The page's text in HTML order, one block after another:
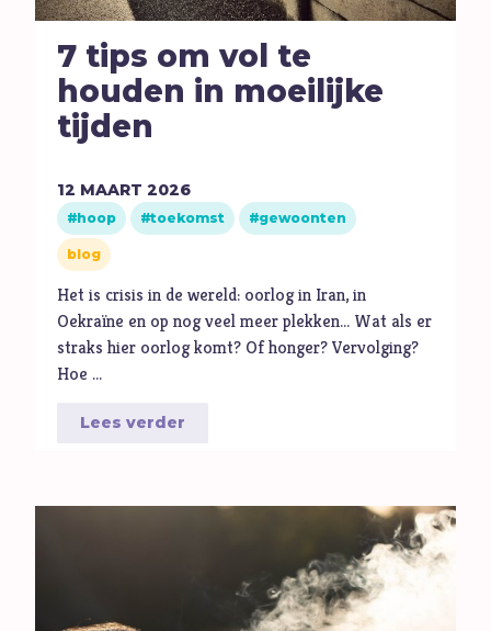
Klimaat
Kwetsbaarheid
Levensstijl
Liefde
Media
Moed
Oorlog
Pinksteren
Pijn
Pinksteren
Relatie
Schoonheid
7 tips om vol te
houden in moeilijke
tijden
12 MAART 2026
hoop toekomst gewoonten
blog
Het is crisis in de wereld: oorlog in Iran, in
Oekraïne en op nog veel meer plekken... Wat als er
straks hier oorlog komt? Of honger? Vervolging?
Hoe …
Lees verder